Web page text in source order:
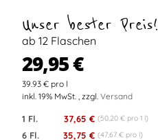
Unser bester Preis!
ab 12 Flaschen
29,95 €
39.93 € pro l
inkl. 19% MwSt. , zzgl. Versand
1 Fl. 37,65 € (50,20 € pro 1 l)
6 Fl. 35,75 € (47,67 € pro l)